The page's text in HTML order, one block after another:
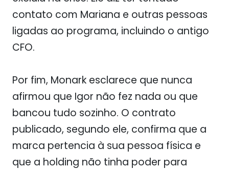
contato com Mariana e outras pessoas
ligadas ao programa, incluindo o antigo
CFO.
Por fim, Monark esclarece que nunca
afirmou que Igor não fez nada ou que
bancou tudo sozinho. O contrato
publicado, segundo ele, confirma que a
marca pertencia à sua pessoa física e
que a holding não tinha poder para